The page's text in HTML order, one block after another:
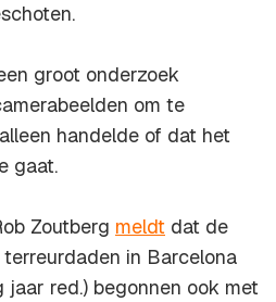
groot onderzoek
om te
handelde of dat het
gaat.
Zoutberg meldt dat de
in Barcelona
jaar red.) begonnen ook met